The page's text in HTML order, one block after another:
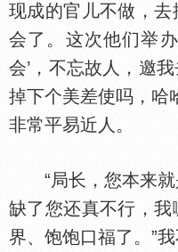
现成的官儿不做，
会了。这次他们举
会’，不忘故人，邀
掉下个美差使吗，哈
非常平易近人。
“局长，您本来就
缺了您还真不行，
界、饱饱口福了。”